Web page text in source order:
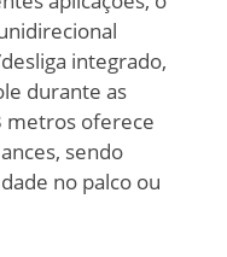
integrado,
durante as
metros oferece
sendo
no palco ou